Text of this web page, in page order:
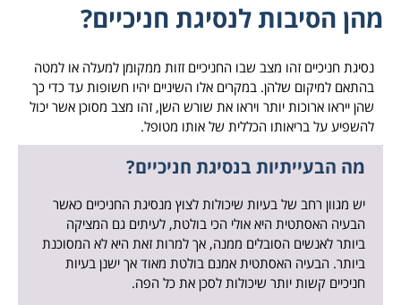
מהן הסיבות לנסיגת חניכיים?
נסיגת חניכיים זהו מצב שבו החניכיים זזות ממקומן למעלה או למטה
בהתאם למיקום שלהן. במקרים אלו השיניים יהיו חשופות עד כדי כך
שהן ייראו ארוכות יותר ויראו את שורש השן, זהו מצב מסוכן אשר יכול
להשפיע על בריאותו הכללית של אותו מטופל.
מה הבעייתיות בנסיגת חניכיים?
יש מגוון רחב של בעיות שיכולות לצוץ מנסיגת החניכיים כאשר
הבעיה האסתטית היא אולי הכי בולטת, לעיתים גם המציקה
ביותר לאנשים הסובלים ממנה, אך למרות זאת היא לא המסוכנת
ביותר. הבעיה האסתטית אמנם בולטת מאוד אך ישנן בעיות
חניכיים קשות יותר שיכולות לסכן את כל הפה.